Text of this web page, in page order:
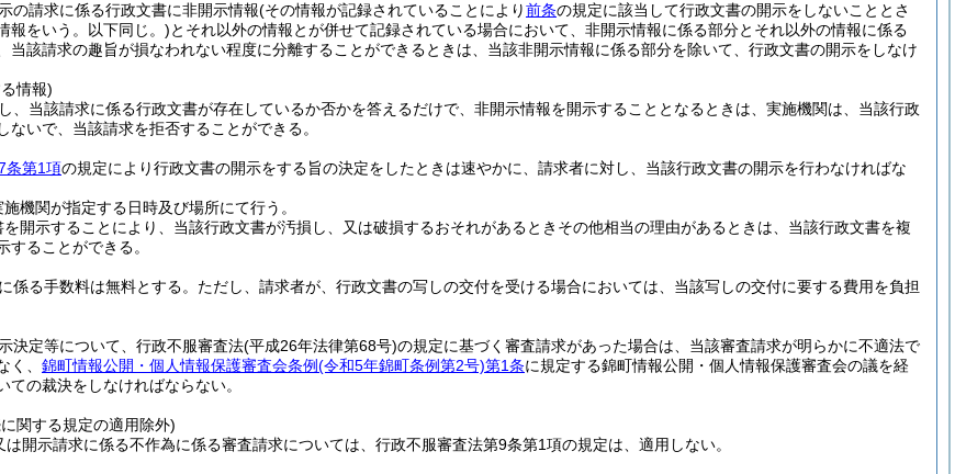
の請求に係る行政文書に非開示情報(その情報が記録されていることにより前条の規定に該当して行政文書の開示をしないこととさ
報をいう。以下同じ。)とそれ以外の情報とが併せて記録されている場合において、非開示情報に係る部分とそれ以外の情報に係る
当該請求の趣旨が損なわれない程度に分離することができるときは、当該非開示情報に係る部分を除いて、行政文書の開示をしなけ
情報)
、当該請求に係る行政文書が存在しているか否かを答えるだけで、非開示情報を開示することとなるときは、実施機関は、当該行政
ないで、当該請求を拒否することができる。
条第1項の規定により行政文書の開示をする旨の決定をしたときは速やかに、請求者に対し、当該行政文書の開示を行わなければな
機関が指定する日時及び場所にて行う。
開示することにより、当該行政文書が汚損し、又は破損するおそれがあるときその他相当の理由があるときは、当該行政文書を複
することができる。
係る手数料は無料とする。 ただし、請求者が、行政文書の写しの交付を受ける場合においては、当該写しの交付に要する費用を負担
決定等について、行政不服審査法(平成26年法律第68号)の規定に基づく審査請求があった場合は、当該審査請求が明らかに不適法で
く、 錦町情報公開・個人情報保護審査会条例(令和5年錦町条例第2号)第1条に規定する錦町情報公開・個人情報保護審査会の議を経
ての裁決をしなければならない。
関する規定の適用除外)
は開示請求に係る不作為に係る審査請求については、行政不服審査法第9条第1項の規定は、適用しない。